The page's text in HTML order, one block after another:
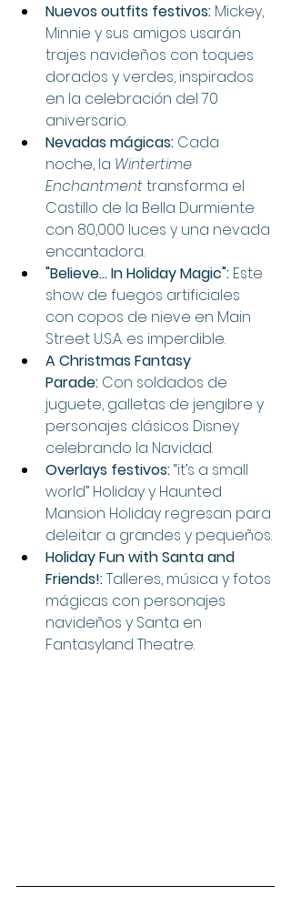
Nuevos outfits festivos: Mickey,
Minnie y sus amigos usarán
trajes navideños con toques
dorados y verdes, inspirados
en la celebración del 70
aniversario.
Nevadas mágicas: Cada
noche, la Wintertime
Enchantment transforma el
Castillo de la Bella Durmiente
con 80,000 luces y una nevada
encantadora.
"Believe... In Holiday Magic": Este
show de fuegos artificiales
con copos de nieve en Main
Street U.S.A. es imperdible.
A Christmas Fantasy
Parade: Con soldados de
juguete, galletas de jengibre y
personajes clásicos Disney
celebrando la Navidad.
Overlays festivos: “it’s a small
world” Holiday y Haunted
Mansion Holiday regresan para
deleitar a grandes y pequeños.
Holiday Fun with Santa and
Friends!: Talleres, música y fotos
mágicas con personajes
navideños y Santa en
Fantasyland Theatre.